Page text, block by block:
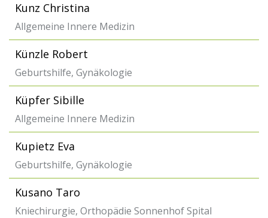
Kunz Christina
Allgemeine Innere Medizin
Künzle Robert
Geburtshilfe, Gynäkologie
Küpfer Sibille
Allgemeine Innere Medizin
Kupietz Eva
Geburtshilfe, Gynäkologie
Kusano Taro
Kniechirurgie, Orthopädie Sonnenhof Spital